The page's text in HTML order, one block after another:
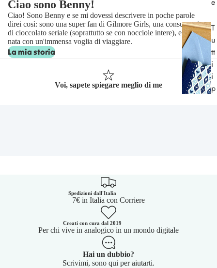
T
u
tt
i
i
p
Ciao sono Benny!
Ciao! Sono Benny e se mi dovessi descrivere in poche parole
direi così: sono una super fan di Gilmore Girls, una consumatrice
di cioccolato seriale (soprattutto se con nocciole intere), e sono
nata con un'immensa voglia di viaggiare.
La mia storia
Voi, sapete spiegare meglio di me
Spedizioni dall'Italia
7€ in Italia con Corriere
Creati con cura dal 2019
Per chi vive in analogico in un mondo digitale
Hai un dubbio?
Scrivimi, sono qui per aiutarti.